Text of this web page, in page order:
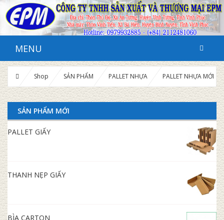
MENU
Shop SẢN PHẨM PALLET NHỰA PALLET NHỰA MỚI
SẢN PHẨM MỚI
PALLET GIẤY
THANH NẸP GIẤY
BÌA CARTON